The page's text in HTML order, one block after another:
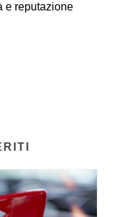
e reputazione